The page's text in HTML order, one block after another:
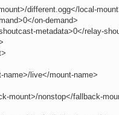
different.ogg</local-
on-demand>
metadata>0</relay-
name>/live</mount-name>
mount>/nonstop</fallback-